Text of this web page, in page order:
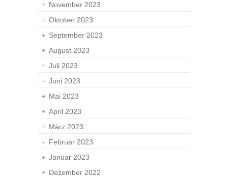
November 2023
Oktober 2023
September 2023
August 2023
Juli 2023
Juni 2023
Mai 2023
April 2023
März 2023
Februar 2023
Januar 2023
Dezember 2022